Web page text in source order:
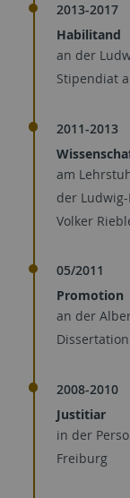
2013-2017
Habilitand
an der
Stipendiat
2011-2013
am
der
Volker
05/2011
Promotion
an der
2008-2010
Justitiar
in der
Freiburg